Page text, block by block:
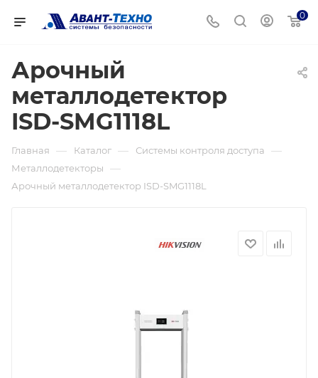
0
Арочный
металлодетектор
ISD-SMG1118L
Главная — Каталог — Системы контроля доступа —
Металлодетекторы —
Арочный металлодетектор ISD-SMG1118L